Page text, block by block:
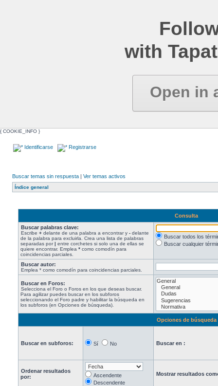
with
Open in
{ COOKIE_INFO }
Identificarse Registrarse
Buscar temas sin respuesta | Ver temas activos
Índice general
Consulta
Buscar palabras clave:
Escribe + delante de una palabra a encontrar y - delante
de la palabra para excluirla. Crea una lista de palabras
separadas por| entre corchetes si solo una de ellas se
quiere encontrar. Emplea * como comodín para
coincidencias parciales.
Buscar todos los
Buscar cualquier
Buscar autor:
Emplea * como comodín para coincidencias parciales.
Buscar en Foros:
Selecciona el Foro o Foros en los que deseas buscar.
Para agilizar puedes buscar en los subforos
seleccionando el Foro padre y habilitar la búsqueda en
los subforos (en Opciones de búsqueda).
Opciones de búsqueda
Buscar en subforos: Sí No Buscar en :
Ordenar resultados
por:
Ascendente
Descendente
Mostrar resultados